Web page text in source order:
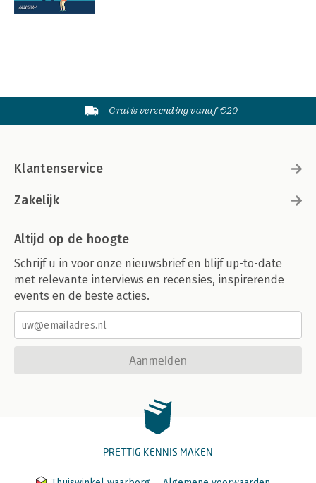
Gratis verzending vanaf €20
Klantenservice
Zakelijk
Altijd op de hoogte
Schrijf u in voor onze nieuwsbrief en blijf up-to-date
met relevante interviews en recensies, inspirerende
events en de beste acties.
Aanmelden
PRETTIG KENNIS MAKEN